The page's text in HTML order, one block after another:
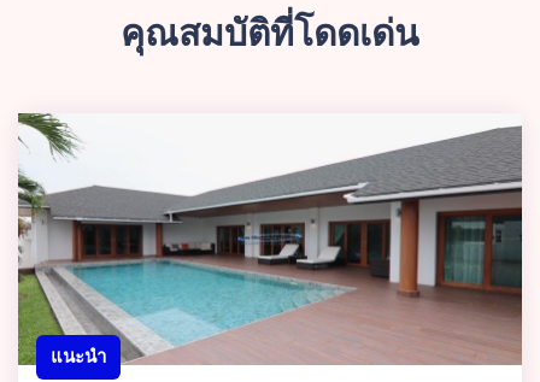
คุณสมบัติที่โดดเด่น
แนะนำ